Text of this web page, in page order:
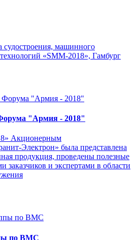
машинного
«SMM-2018», Гамбург
"Армия - 2018"
Акционерным
Электрон» была представлена
продукция, проведены полезные
заказчиков и экспертами в области
по ВМС